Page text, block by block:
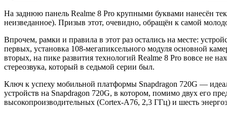
На заднюю панель Realme 8 Pro крупными буквами нанесён
неизведанное). Призыв этот, очевидно, обращён к самой
Впрочем, рамки и правила в этот раз остались на месте:
первых, установка 108-мегапиксельного модуля основной
вторых, на пике развития технологий Realme 8 Pro вовсе не
стереозвука, который в седьмой серии был.
Ключ к успеху мобильной платформы Snapdragon 720G —
устройств на Snapdragon 720G, в котором, помимо двух его
высокопроизводительных (Cortex-A76, 2,3 ГГц) и шесть